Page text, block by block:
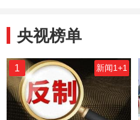
央视榜单
1 新闻1+1